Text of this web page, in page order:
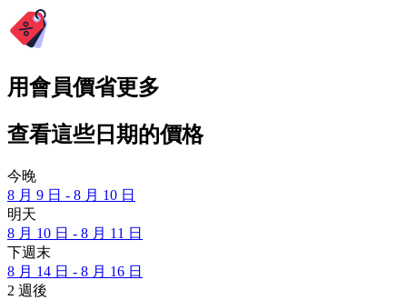
用會員價省更多
查看這些日期的價格
今晚
8 月 9 日 - 8 月 10 日
明天
8 月 10 日 - 8 月 11 日
下週末
8 月 14 日 - 8 月 16 日
2 週後